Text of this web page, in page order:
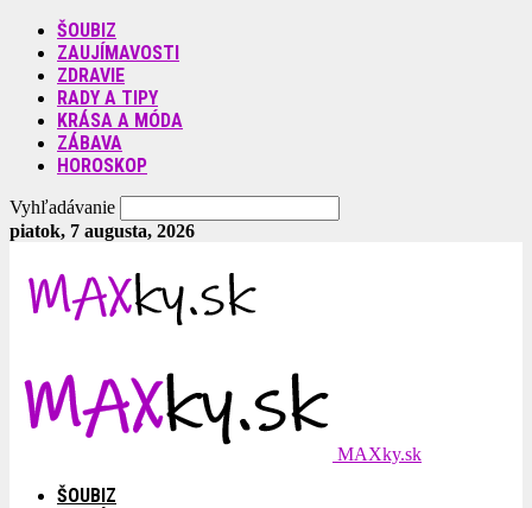
ŠOUBIZ
ZAUJÍMAVOSTI
ZDRAVIE
RADY A TIPY
KRÁSA A MÓDA
ZÁBAVA
HOROSKOP
Vyhľadávanie
piatok, 7 augusta, 2026
MAXky.sk
ŠOUBIZ